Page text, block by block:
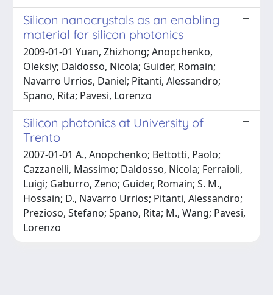
Silicon nanocrystals as an enabling
material for silicon photonics
2009-01-01 Yuan, Zhizhong; Anopchenko,
Oleksiy; Daldosso, Nicola; Guider, Romain;
Navarro Urrios, Daniel; Pitanti, Alessandro;
Spano, Rita; Pavesi, Lorenzo
Silicon photonics at University of
Trento
2007-01-01 A., Anopchenko; Bettotti, Paolo;
Cazzanelli, Massimo; Daldosso, Nicola; Ferraioli,
Luigi; Gaburro, Zeno; Guider, Romain; S. M.,
Hossain; D., Navarro Urrios; Pitanti, Alessandro;
Prezioso, Stefano; Spano, Rita; M., Wang; Pavesi,
Lorenzo